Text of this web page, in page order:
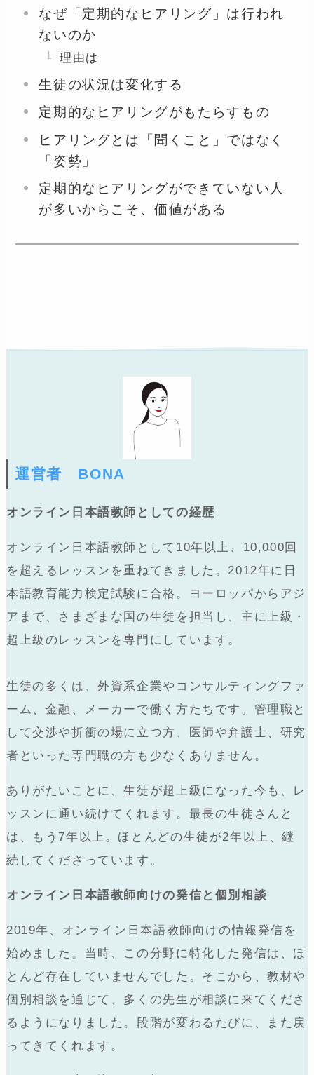
なぜ「定期的なヒアリング」は行われ
ないのか
理由は
生徒の状況は変化する
定期的なヒアリングがもたらすもの
ヒアリングとは「聞くこと」ではなく
「姿勢」
定期的なヒアリングができていない人
が多いからこそ、価値がある
運営者 BONA
オンライン日本語教師としての経歴
オンライン日本語教師として10年以上、10,000回
を超えるレッスンを重ねてきました。2012年に日
本語教育能力検定試験に合格。ヨーロッパからアジ
アまで、さまざまな国の生徒を担当し、主に上級・
超上級のレッスンを専門にしています。
生徒の多くは、外資系企業やコンサルティングファ
ーム、金融、メーカーで働く方たちです。管理職と
して交渉や折衝の場に立つ方、医師や弁護士、研究
者といった専門職の方も少なくありません。
ありがたいことに、生徒が超上級になった今も、レ
ッスンに通い続けてくれます。最長の生徒さんと
は、もう7年以上。ほとんどの生徒が2年以上、継
続してくださっています。
オンライン日本語教師向けの発信と個別相談
2019年、オンライン日本語教師向けの情報発信を
始めました。当時、この分野に特化した発信は、ほ
とんど存在していませんでした。そこから、教材や
個別相談を通じて、多くの先生が相談に来てくださ
るようになりました。段階が変わるたびに、また戻
ってきてくれます。